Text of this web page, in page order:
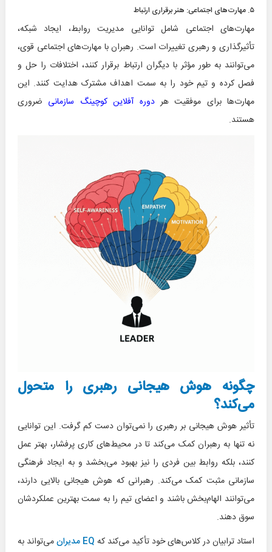
۵. مهارت‌های اجتماعی: هنر برقراری ارتباط
مهارت‌های اجتماعی شامل توانایی مدیریت روابط، ایجاد شبکه،
تأثیرگذاری و رهبری تغییرات است. رهبران با مهارت‌های اجتماعی قوی،
می‌توانند به طور مؤثر با دیگران ارتباط برقرار کنند، اختلافات را حل و
فصل کرده و تیم خود را به سمت اهداف مشترک هدایت کنند. این
مهارت‌ها برای موفقیت هردوره آفلاین کوچینگ سازمانی ضروری
هستند.
چگونه هوش هیجانی رهبری را متحول
می‌کند؟
تأثیر هوش هیجانی بر رهبری را نمی‌توان دست کم گرفت. این توانایی
نه تنها به رهبران کمک می‌کند تا در محیط‌های کاری پرفشار، بهتر عمل
کنند، بلکه روابط بین فردی را نیز بهبود می‌بخشد و به ایجاد فرهنگی
سازمانی مثبت کمک می‌کند. رهبرانی که هوش هیجانی بالایی دارند،
می‌توانند الهام‌بخش باشند و اعضای تیم را به سمت بهترین عملکردشان
سوق دهند.
استاد ترابیان در کلاس‌های خود تأکید می‌کند که EQ مدیران
می‌تواند به